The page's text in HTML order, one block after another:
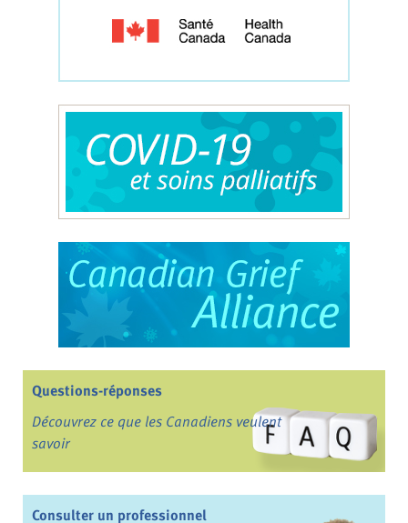
Questions-réponses
Découvrez ce que les Canadiens veulent
savoir
Consulter un professionnel